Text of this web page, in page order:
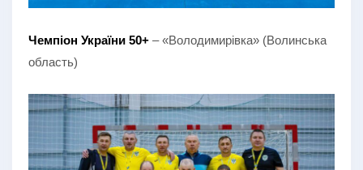
Чемпіон України 50+ – «Володимирівка» (Волинська
область)